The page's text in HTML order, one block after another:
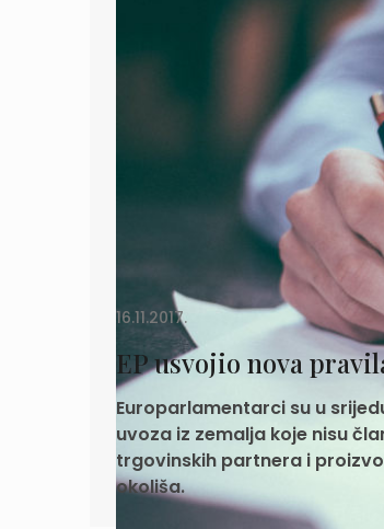
16.11.2017.
EP usvojio nova
Europarlamentarci su u
uvoza iz zemalja koje nisu
trgovinskih partnera i
okoliša.